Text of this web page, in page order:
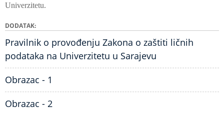
Univerzitetu.
DODATAK
Pravilnik o provođenju Zakona o zaštiti ličnih
podataka na Univerzitetu u Sarajevu
Obrazac - 1
Obrazac - 2